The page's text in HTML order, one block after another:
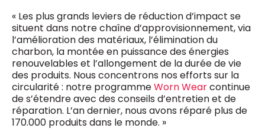
« Les plus grands leviers de réduction d’impact se
situent dans notre chaîne d’approvisionnement, via
l’amélioration des matériaux, l’élimination du
charbon, la montée en puissance des énergies
renouvelables et l’allongement de la durée de vie
des produits. Nous concentrons nos efforts sur la
circularité : notre programmeWorn Wearcontinue
de s’étendre avec des conseils d’entretien et de
réparation. L’an dernier, nous avons réparé plus de
170.000 produits dans le monde. »